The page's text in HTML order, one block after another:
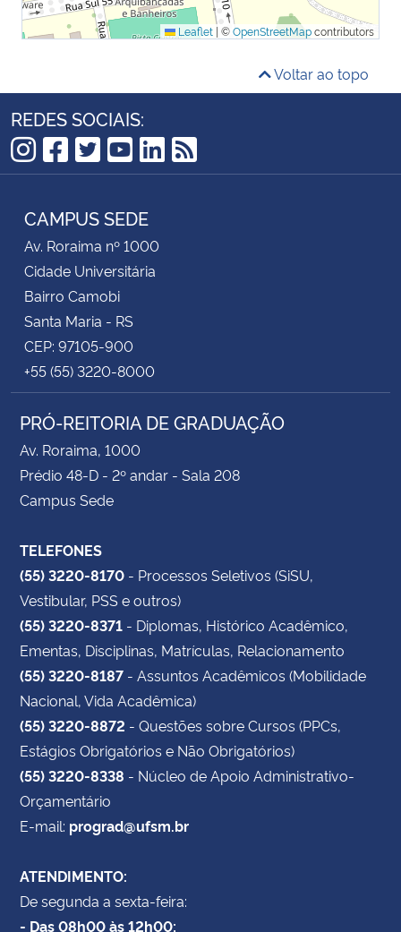
Leaflet | ©OpenStreetMapcontributors
Voltar ao topo
REDES SOCIAIS:
Instagram
Facebook
Twitter
YouTube
LinkedIn
RSS
CAMPUS SEDE
Av. Roraima nº 1000
Cidade Universitária
Bairro Camobi
Santa Maria - RS
CEP: 97105-900
+55 (55) 3220-8000
PRÓ-REITORIA DE GRADUAÇÃO
Av. Roraima, 1000
Prédio 48-D - 2º andar - Sala 208
Campus Sede
TELEFONES
(55) 3220-8170 - Processos Seletivos (SiSU,
Vestibular, PSS e outros)
(55) 3220-8371 - Diplomas, Histórico Acadêmico,
Ementas, Disciplinas, Matrículas, Relacionamento
(55) 3220-8187 - Assuntos Acadêmicos (Mobilidade
Nacional, Vida Acadêmica)
(55) 3220-8872 - Questões sobre Cursos (PPCs,
Estágios Obrigatórios e Não Obrigatórios)
(55) 3220-8338 - Núcleo de Apoio Administrativo-
Orçamentário
E-mail: prograd@ufsm.br
ATENDIMENTO:
De segunda a sexta-feira:
- Das 08h00 às 12h00;